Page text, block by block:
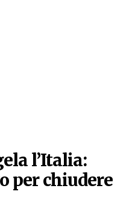
l’Italia:
per chiudere